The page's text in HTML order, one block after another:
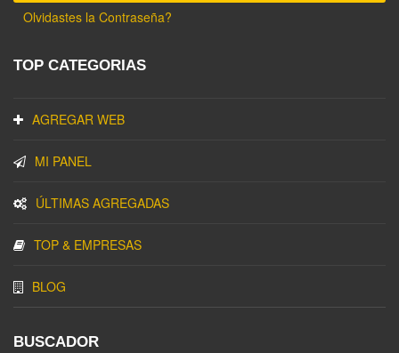
Olvidastes la Contraseña?
TOP CATEGORIAS
AGREGAR WEB
MI PANEL
ÚLTIMAS AGREGADAS
TOP & EMPRESAS
BLOG
BUSCADOR